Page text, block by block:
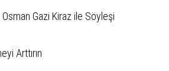
Gazi Kiraz ile Söyleşi
Arttırın